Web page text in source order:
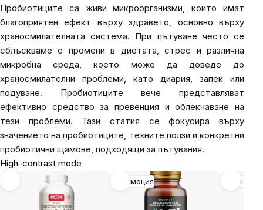
Пробиотиците са живи микроорганизми, които имат
благоприятен ефект върху здравето, основно върху
храносмилателната система. При пътуване често се
сблъскваме с промени в диетата, стрес и различна
микробна среда, което може да доведе до
храносмилателни проблеми, като диария, запек или
подуване. Пробиотиците вече представляват
ефективно средство за превенция и облекчаване на
тези проблеми. Тази статия се фокусира върху
значението на пробиотиците, техните ползи и конкретни
пробиотични щамове, подходящи за пътувания.
High-contrast mode
Промоция Имунитет